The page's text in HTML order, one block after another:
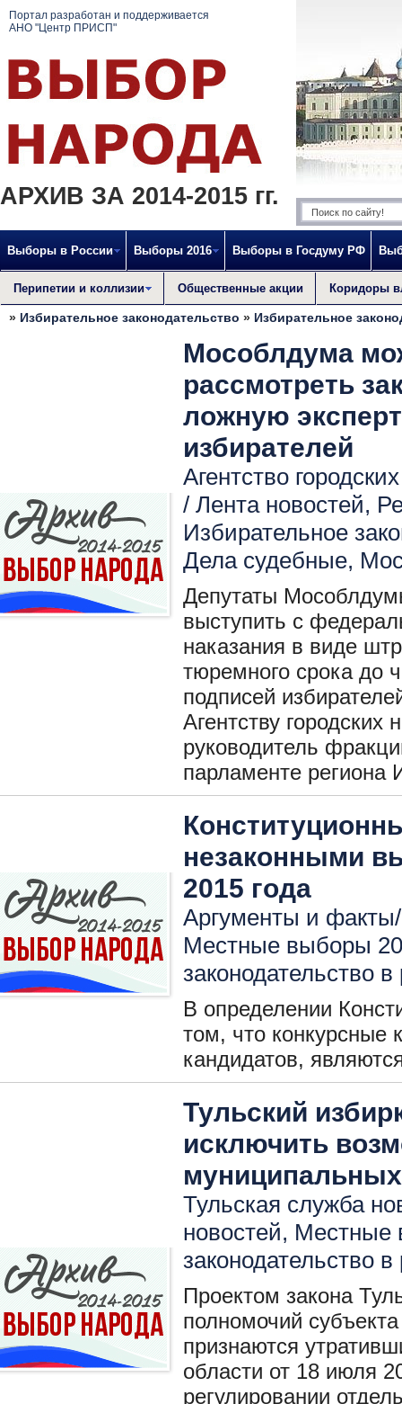
Портал разработан и поддерживается
АНО "Центр ПРИСП"
АРХИВ ЗА 2014-2015 гг.
Выборы в России Выборы 2016 Выборы в Госдуму РФ
Перипетии и коллизии Общественные акции Коридоры
» Избирательное законодательство » Избирательное
Мособлдума
рассмотреть
ложную
избирателей
Агентство
/ Лента новостей,
Избирательное
Дела судебные,
Депутаты
выступить с
наказания в виде
тюремного срока до
подписей
Агентству
руководитель
парламенте региона
незаконными
2015 года
Аргументы и
Местные выборы
законодательство в
В определении
том, что конкурсные
кандидатов,
Тульский
исключить
Тульская служба
новостей, Местные
законодательство в
Проектом закона
полномочий
признаются
области от 18 июля
регулировании